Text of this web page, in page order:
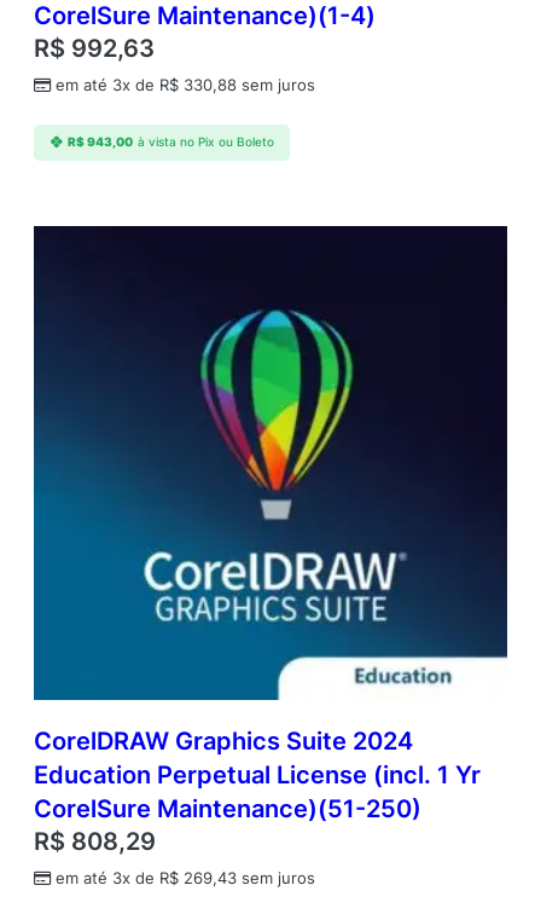
CorelSure Maintenance)(1-4)
R$ 992,63
em até 3x de R$ 330,88 sem juros
R$943,00 à vista no Pix ou Boleto
CorelDRAW Graphics Suite 2024
Education Perpetual License (incl. 1 Yr
CorelSure Maintenance)(51-250)
R$ 808,29
em até 3x de R$ 269,43 sem juros